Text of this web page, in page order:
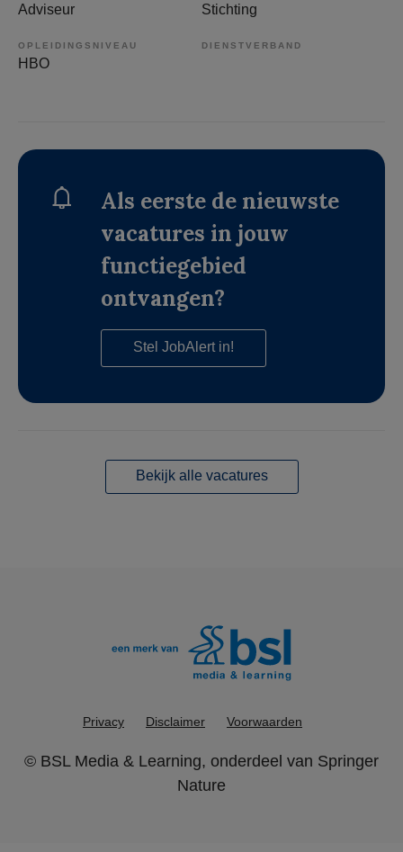
Adviseur Stichting
OPLEIDINGSNIVEAU
HBO
DIENSTVERBAND
Als eerste de nieuwste
vacatures in jouw
functiegebied
ontvangen?
Stel JobAlert in!
Bekijk alle vacatures
Privacy Disclaimer Voorwaarden
© BSL Media & Learning, onderdeel van Springer
Nature